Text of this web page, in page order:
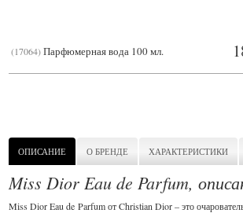
17064 Парфюмерная вода 100 мл.
ОПИСАНИЕ О БРЕНДЕ ХАРАКТЕРИСТИКИ
Miss Dior Eau de Parfum,
Miss Dior Eau de Parfum от Christian Dior – это